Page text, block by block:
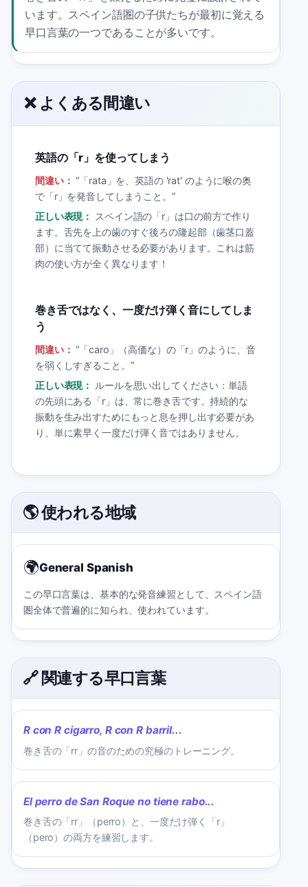
います。スペイン語圏の子供たちが最初に覚える
早口言葉の一つであることが多いです。
❌ よくある間違い
英語の「r」を使ってしまう
間違い： “ 「rata」を、英語の 'rat' のように喉の奥
で「r」を発音してしまうこと。 ”
正しい表現：
スペイン語の「r」は口の前方で作り
ます。舌先を上の歯のすぐ後ろの隆起部（歯茎口蓋
部）に当てて振動させる必要があります。これは筋
肉の使い方が全く異なります！
巻き舌ではなく、一度だけ弾く音にしてしま
う
間違い： “ 「caro」（高価な）の「r」のように、音
を弱くしすぎること。 ”
正しい表現：
ルールを思い出してください：単語
の先頭にある「r」は、常に巻き舌です。持続的な
振動を生み出すためにもっと息を押し出す必要があ
り、単に素早く一度だけ弾く音ではありません。
🌎 使われる地域
🌍General Spanish
この早口言葉は、基本的な発音練習として、スペイン語
圏全体で普遍的に知られ、使われています。
🔗 関連する早口言葉
R con R cigarro, R con R barril...
巻き舌の「rr」の音のための究極のトレーニング。
El perro de San Roque no tiene rabo...
巻き舌の「rr」（perro）と、一度だけ弾く「r」
（pero）の両方を練習します。